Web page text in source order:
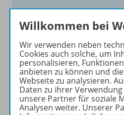
wir Ihnen
einfach
Woche
großem
Willkommen bei
Wir verwenden neben
Cookies auch solche, um
personalisieren,
anbieten zu können und
Webseite zu analysieren.
Daten zu ihrer
unsere Partner für soziale
Analysen weiter. Unserer